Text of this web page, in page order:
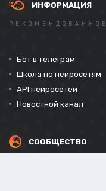
ИНФОРМАЦИЯ
РЕКОМЕНДОВАННОЕ
Бот в телеграм
Школа по нейросетям
API нейросетей
Новостной канал
СООБЩЕСТВО